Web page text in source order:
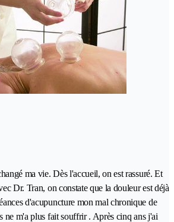
ma vie. Dès l'accueil, on est rassuré. Et
Dr. Tran, on constate que la douleur est déjà
d'acupuncture mon mal chronique de
ne m'a plus fait souffrir . Après cinq ans j'ai